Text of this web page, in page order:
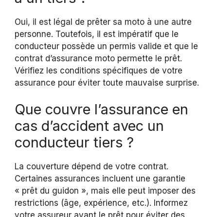
Oui, il est légal de prêter sa moto à une autre
personne. Toutefois, il est impératif que le
conducteur possède un permis valide et que le
contrat d’assurance moto permette le prêt.
Vérifiez les conditions spécifiques de votre
assurance pour éviter toute mauvaise surprise.
Que couvre l’assurance en
cas d’accident avec un
conducteur tiers ?
La couverture dépend de votre contrat.
Certaines assurances incluent une garantie
« prêt du guidon », mais elle peut imposer des
restrictions (âge, expérience, etc.). Informez